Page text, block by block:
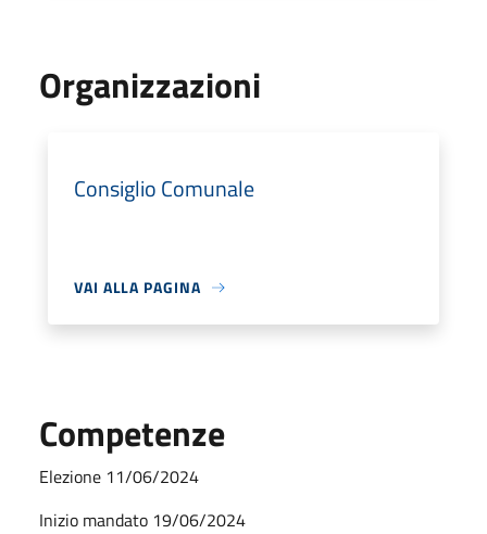
Organizzazioni
Consiglio Comunale
VAI ALLA PAGINA
Competenze
Elezione 11/06/2024
Inizio mandato 19/06/2024